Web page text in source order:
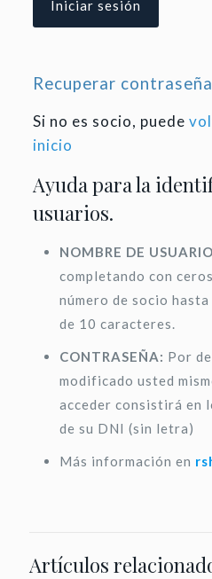
Recuperar contraseña
Si no es socio, puede
inicio
Ayuda para la
usuarios.
NOMBRE DE
completando con
número de socio
de 10 caracteres.
CONTRASEÑA: Por
modificado usted
acceder consistirá en
de su DNI (sin letra)
Más información en
Artículos